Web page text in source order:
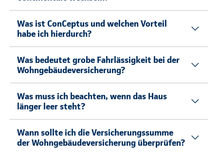
Was ist ConCeptus und welchen Vorteil
habe ich hierdurch?
Was bedeutet grobe Fahrlässigkeit bei der
Wohngebäudeversicherung?
Was muss ich beachten, wenn das Haus
länger leer steht?
Wann sollte ich die Versicherungssumme
der Wohngebäudeversicherung überprüfen?